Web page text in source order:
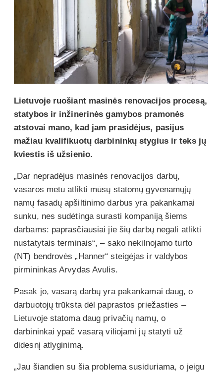
Lietuvoje ruošiant masinės renovacijos procesą,
statybos ir inžinerinės gamybos pramonės
atstovai mano, kad jam prasidėjus, pasijus
mažiau kvalifikuotų darbininkų stygius ir teks jų
kviestis iš užsienio.
„Dar nepradėjus masinės renovacijos darbų,
vasaros metu atlikti mūsų statomų gyvenamųjų
namų fasadų apšiltinimo darbus yra pakankamai
sunku, nes sudėtinga surasti kompaniją šiems
darbams: paprasčiausiai jie šių darbų negali atlikti
nustatytais terminais“, – sako nekilnojamo turto
(NT) bendrovės „Hanner“ steigėjas ir valdybos
pirmininkas Arvydas Avulis.
Pasak jo, vasarą darbų yra pakankamai daug, o
darbuotojų trūksta dėl paprastos priežasties –
Lietuvoje statoma daug privačių namų, o
darbininkai ypač vasarą viliojami jų statyti už
didesnį atlyginimą.
„Jau šiandien su šia problema susiduriama, o jeigu